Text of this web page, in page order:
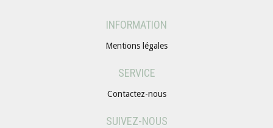
INFORMATION
Mentions légales
SERVICE
Contactez-nous
SUIVEZ-NOUS